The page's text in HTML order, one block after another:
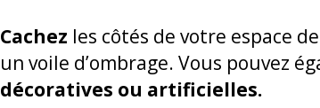
Cachez les côtés de votre espace
un voile d’ombrage. Vous pouvez
décoratives ou artificielles.